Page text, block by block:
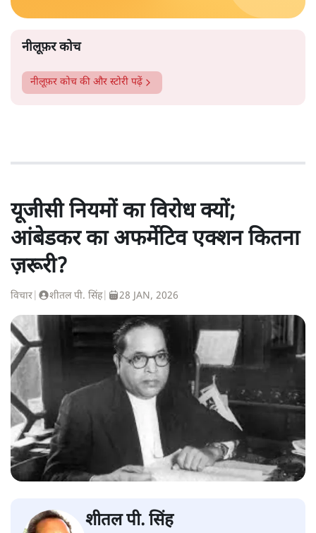
नीलूफ़र कोच
नीलूफ़र कोच की और स्टोरी पढ़ें
यूजीसी नियमों का विरोध क्यों;
आंबेडकर का अफर्मेटिव एक्शन कितना
ज़रूरी?
विचार शीतल पी. सिंह| 28 JAN, 2026
शीतल पी. सिंह